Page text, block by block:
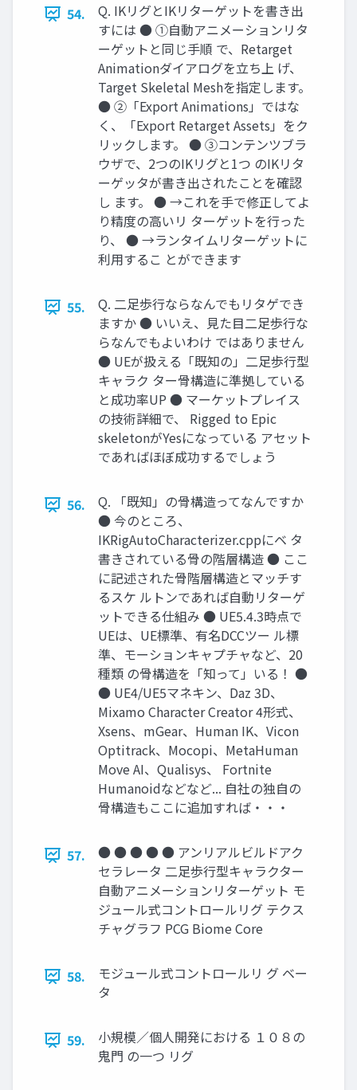
54.
Q. IKリグとIKリターゲットを書き出
すには ● ①自動アニメーションリタ
ーゲットと同じ手順 で、Retarget
Animationダイアログを立ち上 げ、
Target Skeletal Meshを指定します。
● ②「Export Animations」ではな
く、「Export Retarget Assets」をク
リックします。 ● ③コンテンツブラ
ウザで、2つのIKリグと1つ のIKリタ
ーゲッタが書き出されたことを確認
し ます。 ● →これを手で修正してよ
り精度の高いリ ターゲットを行った
り、 ● →ランタイムリターゲットに
利用するこ とができます
55.
Q. 二足歩行ならなんでもリタゲでき
ますか ● いいえ、見た目二足歩行な
らなんでもよいわけ ではありません
● UEが扱える「既知の」二足歩行型
キャラク ター骨構造に準拠している
と成功率UP ● マーケットプレイス
の技術詳細で、 Rigged to Epic
skeletonがYesになっている アセット
であればほぼ成功するでしょう
56.
Q. 「既知」の骨構造ってなんですか
● 今のところ、
IKRigAutoCharacterizer.cppにベ タ
書きされている骨の階層構造 ● ここ
に記述された骨階層構造とマッチす
るスケ ルトンであれば自動リターゲ
ットできる仕組み ● UE5.4.3時点で
UEは、UE標準、有名DCCツー ル標
準、モーションキャプチャなど、20
種類 の骨構造を「知って」いる！ ●
● UE4/UE5マネキン、Daz 3D、
Mixamo Character Creator 4形式、
Xsens、mGear、Human IK、Vicon
Optitrack、Mocopi、MetaHuman
Move AI、Qualisys、 Fortnite
Humanoidなどなど... 自社の独自の
骨構造もここに追加すれば・・・
57.
● ● ● ● ● アンリアルビルドアク
セラレータ 二足歩行型キャラクター
自動アニメーションリターゲット モ
ジュール式コントロールリグ テクス
チャグラフ PCG Biome Core
58.
モジュール式コントロールリ グ ベー
タ
59.
小規模／個人開発における １０８の
鬼門 の一つ リグ